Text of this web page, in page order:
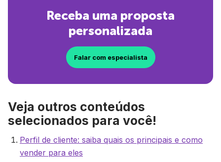
Receba uma proposta
personalizada
Falar com especialista
Veja outros conteúdos
selecionados para você!
Perfil de cliente: saiba quais os principais e como
vender para eles